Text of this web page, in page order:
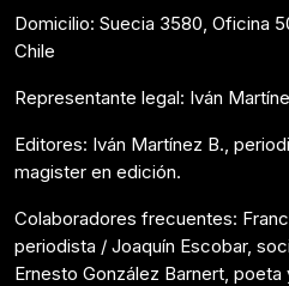
Domicilio: Suecia 3580, Oficina
Chile
Representante legal: Iván
Editores: Iván Martínez B.,
magister en edición.
Colaboradores frecuentes:
periodista / Joaquín Escobar,
Ernesto González Barnert,